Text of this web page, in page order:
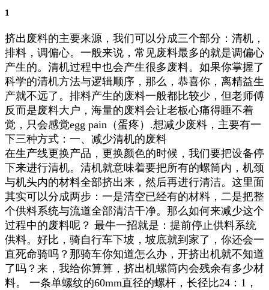
1
挤出废料的主要来源，我们可以分成三个部分：清机，
排料，调偏心。一般来说，常见废料最多的就是调偏心
产生的。清机过程中也会产生很多废料。如果你掌握了
科学的清机方法与逻辑顺序，那么，恭喜你，离精益生
产就不远了。排料产生的废料一般都比较少，但老师傅
反而是废料大户，海量的废料会让老板心痛得睡不着
觉，只会感觉egg pain（蛋疼）.想减少废料，主要有一
下三种方式：一、减少清机的废料
在生产线更换产品，更换颜色的时候，我们要把设备停
下来进行清机。清机就意味着要把所有的螺筒内，机颈
与机头内的材料全部挤出来，然后再进行清洁。这里面
其实可以分成两步：一是清空已经有的材料，二是把整
个供料系统与流道全部清洁干净。那么如何来减少这个
过程中的废料呢？ 最牛一招就是：提前停止供料系统
供料。好比，骑自行车下坡，坡底就到家了，你还会一
直死命骑吗？那骑车你知道怎么办，开挤出机就不知道
了吗？来，我给你算算，挤出机螺筒内会残余有多少材
料。 一条单螺纹的60mm直径的螺杆，长径比24：1，